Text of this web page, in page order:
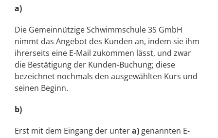
a)
Die Gemeinnützige Schwimmschule 3S GmbH
nimmt das Angebot des Kunden an, indem sie ihm
ihrerseits eine E-Mail zukommen lässt, und zwar
die Bestätigung der Kunden-Buchung; diese
bezeichnet nochmals den ausgewählten Kurs und
seinen Beginn.
b)
Erst mit dem Eingang der untera) genannten E-